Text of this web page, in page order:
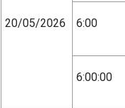
20/05/2026 6:00
6:00:00